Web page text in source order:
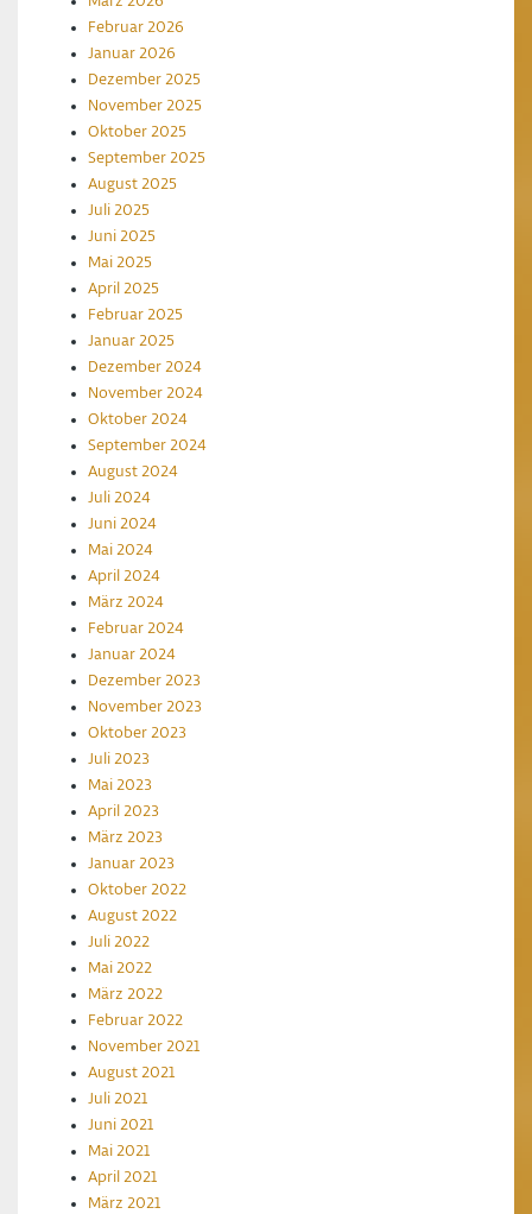
Februar 2026
Januar 2026
Dezember 2025
November 2025
Oktober 2025
September 2025
August 2025
Juli 2025
Juni 2025
Mai 2025
April 2025
Februar 2025
Januar 2025
Dezember 2024
November 2024
Oktober 2024
September 2024
August 2024
Juli 2024
Juni 2024
Mai 2024
April 2024
März 2024
Februar 2024
Januar 2024
Dezember 2023
November 2023
Oktober 2023
Juli 2023
Mai 2023
April 2023
März 2023
Januar 2023
Oktober 2022
August 2022
Juli 2022
Mai 2022
März 2022
Februar 2022
November 2021
August 2021
Juli 2021
Juni 2021
Mai 2021
April 2021
März 2021